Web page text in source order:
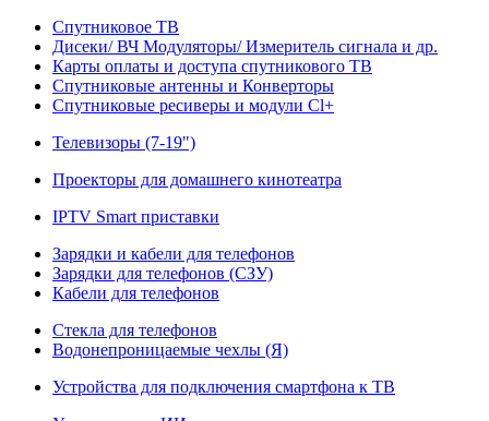
Спутниковое ТВ
Дисеки/ ВЧ Модуляторы/ Измеритель сигнала и др.
Карты оплаты и доступа спутникового ТВ
Спутниковые антенны и Конверторы
Спутниковые ресиверы и модули Cl+
Телевизоры (7-19")
Проекторы для домашнего кинотеатра
IPTV Smart приставки
Зарядки и кабели для телефонов
Зарядки для телефонов (СЗУ)
Кабели для телефонов
Стекла для телефонов
Водонепроницаемые чехлы (Я)
Устройства для подключения смартфона к ТВ